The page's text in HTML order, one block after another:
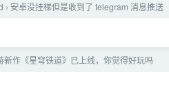
› 安卓没挂梯但是收到了 telegram 消息推送
新作《星穹铁道》已上线，你觉得好玩吗